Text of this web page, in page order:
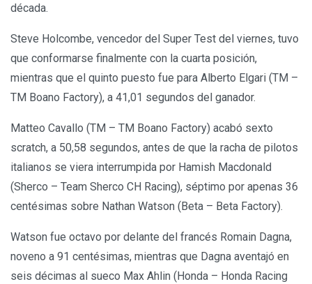
década.
Steve Holcombe, vencedor del Super Test del viernes, tuvo
que conformarse finalmente con la cuarta posición,
mientras que el quinto puesto fue para Alberto Elgari (TM –
TM Boano Factory), a 41,01 segundos del ganador.
Matteo Cavallo (TM – TM Boano Factory) acabó sexto
scratch, a 50,58 segundos, antes de que la racha de pilotos
italianos se viera interrumpida por Hamish Macdonald
(Sherco – Team Sherco CH Racing), séptimo por apenas 36
centésimas sobre Nathan Watson (Beta – Beta Factory).
Watson fue octavo por delante del francés Romain Dagna,
noveno a 91 centésimas, mientras que Dagna aventajó en
seis décimas al sueco Max Ahlin (Honda – Honda Racing